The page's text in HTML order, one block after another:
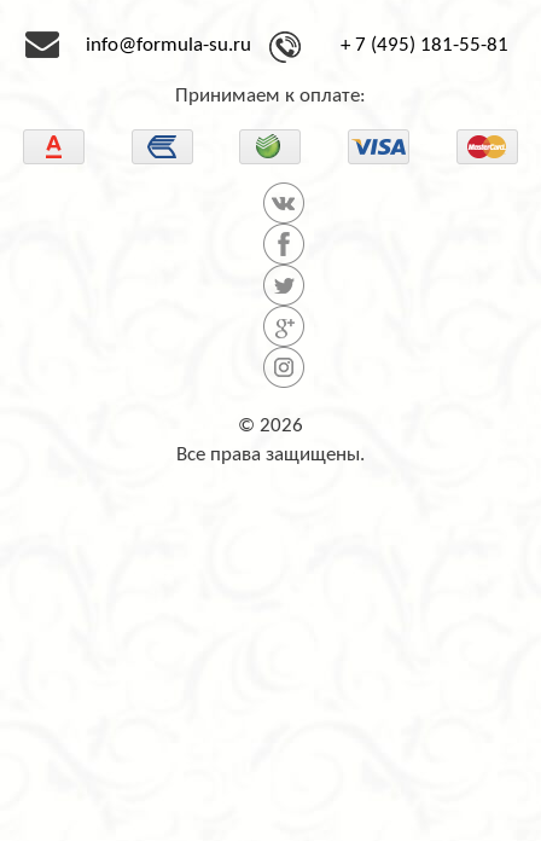
info@formula-su.ru + 7 (495) 181-55-81
Принимаем к оплате:
© 2026
Все права защищены.